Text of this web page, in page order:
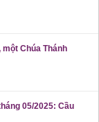
Chúa Thánh
05/2025: Cầu